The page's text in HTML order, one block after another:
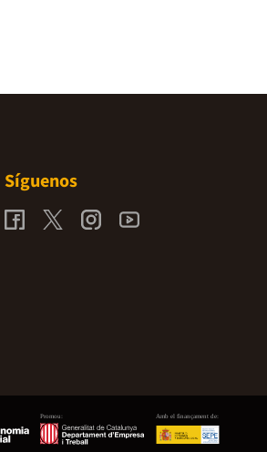
Síguenos
Promou: Amb el finançament de: